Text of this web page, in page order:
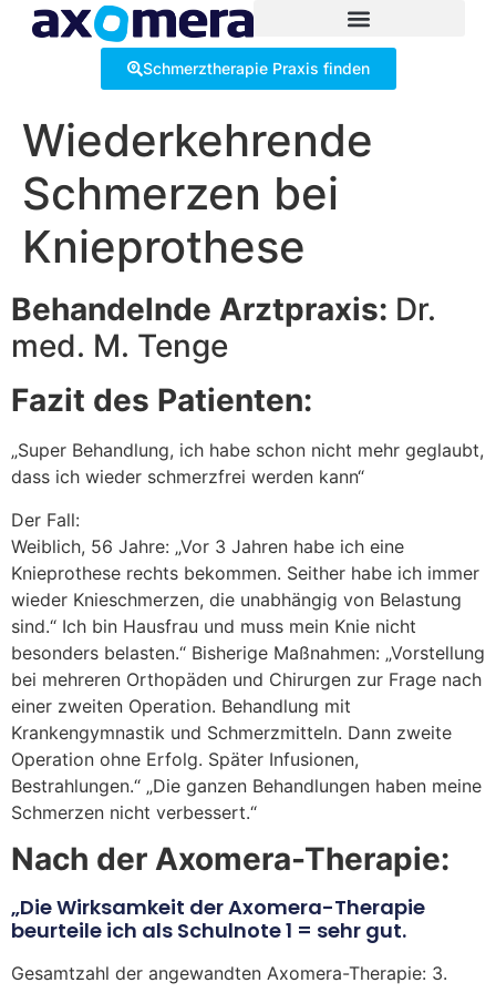
springen
Schmerztherapie Praxis finden
Wiederkehrende
Schmerzen bei
Knieprothese
Behandelnde Arztpraxis: Dr.
med. M. Tenge
Fazit des Patienten:
„Super Behandlung, ich habe schon nicht mehr geglaubt,
dass ich wieder schmerzfrei werden kann“
Der Fall:
Weiblich, 56 Jahre: „Vor 3 Jahren habe ich eine
Knieprothese rechts bekommen. Seither habe ich immer
wieder Knieschmerzen, die unabhängig von Belastung
sind.“ Ich bin Hausfrau und muss mein Knie nicht
besonders belasten.“ Bisherige Maßnahmen: „Vorstellung
bei mehreren Orthopäden und Chirurgen zur Frage nach
einer zweiten Operation. Behandlung mit
Krankengymnastik und Schmerzmitteln. Dann zweite
Operation ohne Erfolg. Später Infusionen,
Bestrahlungen.“ „Die ganzen Behandlungen haben meine
Schmerzen nicht verbessert.“
Nach der Axomera-Therapie:
„Die Wirksamkeit der Axomera-Therapie
beurteile ich als Schulnote 1 = sehr gut.
Gesamtzahl der angewandten Axomera-Therapie: 3.